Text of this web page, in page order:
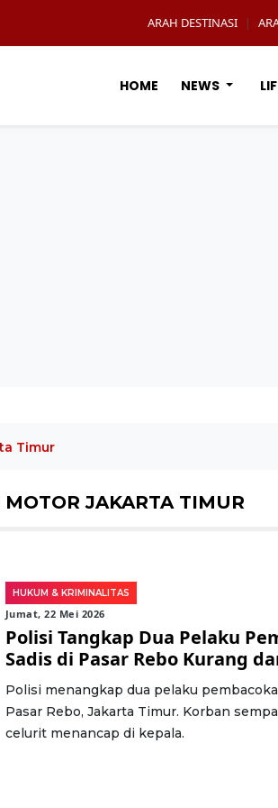
ARAH DESTINASI |
HOME NEWS
Timur
JAKARTA TIMUR
HUKUM & KRIMINALITAS
Jumat, 22 Mei 2026
Polisi Tangkap Dua Pelaku
Sadis di Pasar Rebo Kurang
Polisi menangkap dua pelaku
Pasar Rebo, Jakarta Timur. Korban
celurit menancap di kepala.